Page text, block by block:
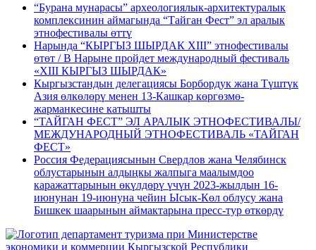
“Бурана мунарасы” археологиялык-архитектуралык
комплексинин аймагында “Тайган Фест” эл аралык
этнофестивалы өттү
Нарында “КЫРГЫЗ ШЫРДАК XIII” этнофестивалы
өтөт / В Нарыне пройдет международный фестиваль
«XIII КЫРГЫЗ ШЫРДАК»
Кыргызстандын делегациясы Борбордук жана Түштүк
Азия өлкөлөрү менен 13-Кашкар көргөзмө-
жарманкесине катышты
“ТАЙГАН ФЕСТ” ЭЛ АРАЛЫК ЭТНОФЕСТИВАЛЫ/
МЕЖДУНАРОДНЫЙ ЭТНОФЕСТИВАЛЬ «ТАЙГАН
ФЕСТ»
Россия Федерациясынын Свердлов жана Челябинск
облустарынын алдыңкы жалпыга маалымдоо
каражаттарынын өкүлдөрү үчүн 2023-жылдын 16-
июнунан 19-июнуна чейин Ысык-Көл облусу жана
Бишкек шаарынын аймактарына пресс-тур өткөрдү